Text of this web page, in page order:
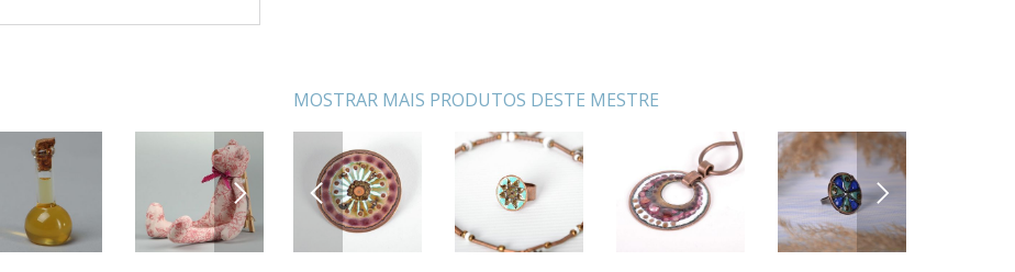
NEXT
MOSTRAR MAIS PRODUTOS DESTE MESTRE
PREVIOUS NEXT